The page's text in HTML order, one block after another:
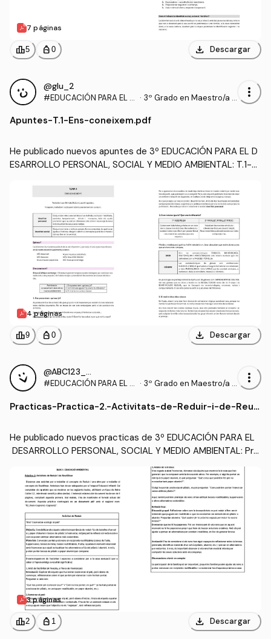
7 páginas
leaderboard5 personal_bag 0 download Descargar
@glu_2
#EDUCACIÓN PARA EL D
SOCIAL Y MEDIO AMBIEN
· 3º Grado en Maestro/a d
more_vert
Apuntes-T.1-Ens-coneixem.pdf
He publicado nuevos apuntes de 3º EDUCACIÓN PARA EL D
ESARROLLO PERSONAL, SOCIAL Y MEDIO AMBIENTAL: T.1-En
4 páginas
leaderboard9 personal_bag 0 download Descargar
@ABC123_Apuntes
#EDUCACIÓN PARA EL D
SOCIAL Y MEDIO AMBIEN
· 3º Grado en Maestro/a d
more_vert
Practicas-Practica-2.-Activitats-de-Reduir-i-de-Reuti
He publicado nuevos practicas de 3º EDUCACIÓN PARA EL
DESARROLLO PERSONAL, SOCIAL Y MEDIO AMBIENTAL: Pra
ctica-2.-Activitats-de-Reduir-i-de-Reutilitzar.pdf
3 páginas
leaderboard2 personal_bag 1 download Descargar